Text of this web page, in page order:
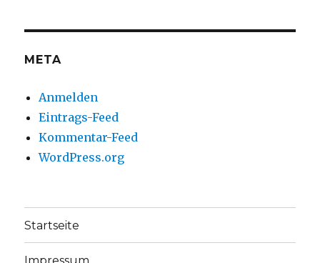
anzeigenanzeigen
META
Anmelden
Eintrags-Feed
Kommentar-Feed
WordPress.org
Startseite